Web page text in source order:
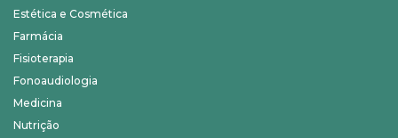
Estética e Cosmética
Farmácia
Fisioterapia
Fonoaudiologia
Medicina
Nutrição